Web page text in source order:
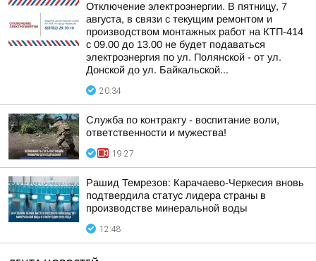
Отключение электроэнергии. В пятницу, 7
августа, в связи с текущим ремонтом и
производством монтажных работ на КТП-414
с 09.00 до 13.00 не будет подаваться
электроэнергия по ул. Полянской - от ул.
Донской до ул. Байкальской...
20:34
Служба по контракту - воспитание воли,
ответственности и мужества!
19:27
Рашид Темрезов: Карачаево-Черкесия вновь
подтвердила статус лидера страны в
производстве минеральной воды
12:48